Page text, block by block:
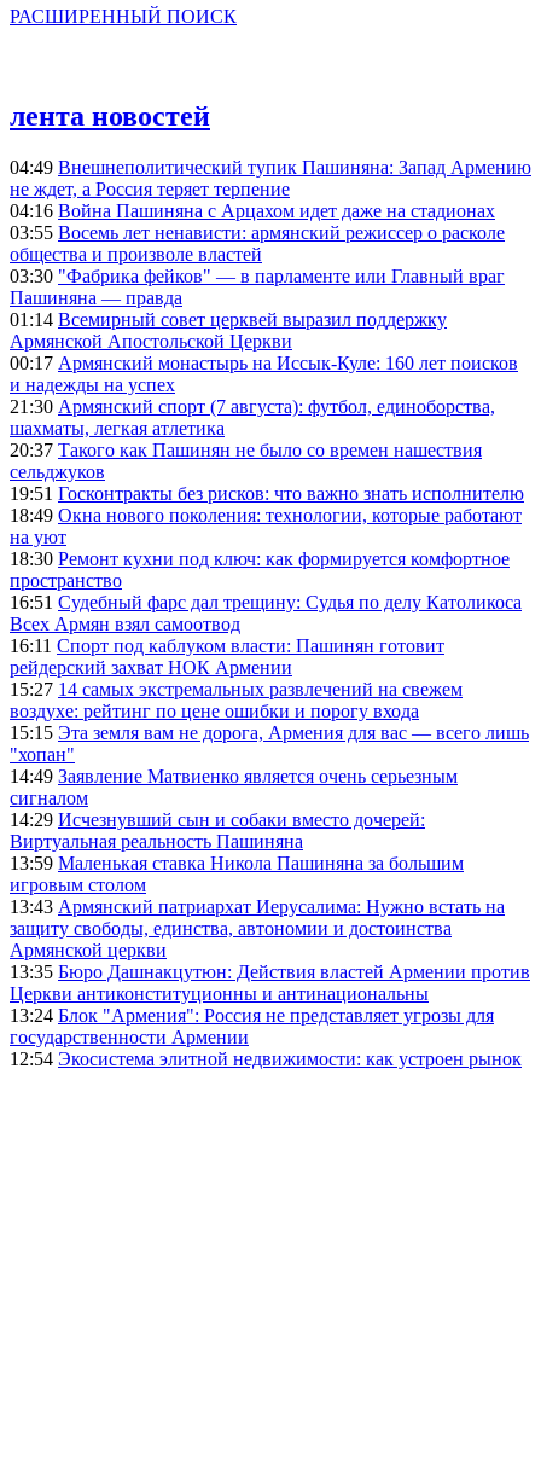
РАСШИРЕННЫЙ ПОИСК
лента новостей
04:49 Внешнеполитический тупик Пашиняна: Запад Армению
не ждет, а Россия теряет терпение
04:16 Война Пашиняна с Арцахом идет даже на стадионах
03:55 Восемь лет ненависти: армянский режиссер о расколе
общества и произволе властей
03:30 "Фабрика фейков" — в парламенте или Главный враг
Пашиняна — правда
01:14 Всемирный совет церквей выразил поддержку
Армянской Апостольской Церкви
00:17 Армянский монастырь на Иссык-Куле: 160 лет поисков
и надежды на успех
21:30 Армянский спорт (7 августа): футбол, единоборства,
шахматы, легкая атлетика
20:37 Такого как Пашинян не было со времен нашествия
сельджуков
19:51 Госконтракты без рисков: что важно знать исполнителю
18:49 Окна нового поколения: технологии, которые работают
на уют
18:30 Ремонт кухни под ключ: как формируется комфортное
пространство
16:51 Судебный фарс дал трещину: Судья по делу Католикоса
Всех Армян взял самоотвод
16:11 Спорт под каблуком власти: Пашинян готовит
рейдерский захват НОК Армении
15:27 14 самых экстремальных развлечений на свежем
воздухе: рейтинг по цене ошибки и порогу входа
15:15 Эта земля вам не дорога, Армения для вас — всего лишь
"хопан"
14:49 Заявление Матвиенко является очень серьезным
сигналом
14:29 Исчезнувший сын и собаки вместо дочерей:
Виртуальная реальность Пашиняна
13:59 Маленькая ставка Никола Пашиняна за большим
игровым столом
13:43 Армянский патриархат Иерусалима: Нужно встать на
защиту свободы, единства, автономии и достоинства
Армянской церкви
13:35 Бюро Дашнакцутюн: Действия властей Армении против
Церкви антиконституционны и антинациональны
13:24 Блок "Армения": Россия не представляет угрозы для
государственности Армении
12:54 Экосистема элитной недвижимости: как устроен рынок